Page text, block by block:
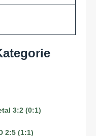
3:2 (0:1)
2:5 (1:1)